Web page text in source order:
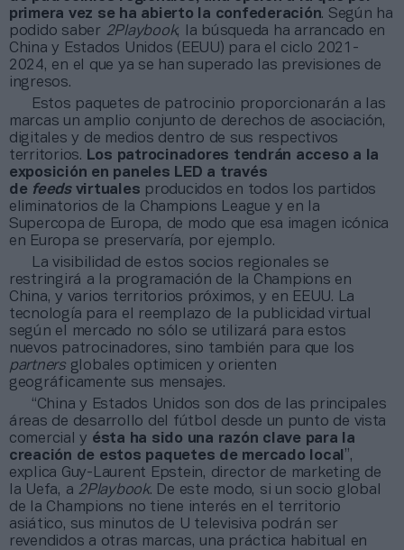
primera vez se ha abierto la confederación. Según ha
podido saber 2Playbook, la búsqueda ha arrancado en
China y Estados Unidos (EEUU) para el ciclo 2021-
2024, en el que ya se han superado las previsiones de
ingresos.
Estos paquetes de patrocinio proporcionarán a las
marcas un amplio conjunto de derechos de asociación,
digitales y de medios dentro de sus respectivos
territorios. Los patrocinadores tendrán acceso a la
exposición en paneles LED a través
de feedsvirtuales producidos en todos los partidos
eliminatorios de la Champions League y en la
Supercopa de Europa, de modo que esa imagen icónica
en Europa se preservaría, por ejemplo.
La visibilidad de estos socios regionales se
restringirá a la programación de la Champions en
China, y varios territorios próximos, y en EEUU. La
tecnología para el reemplazo de la publicidad virtual
según el mercado no sólo se utilizará para estos
nuevos patrocinadores, sino también para que los
partnersglobales optimicen y orienten
geográficamente sus mensajes.
“China y Estados Unidos son dos de las principales
áreas de desarrollo del fútbol desde un punto de vista
comercial y ésta ha sido una razón clave para la
creación de estos paquetes de mercado local ”,
explica Guy-Laurent Epstein, director de marketing de
la Uefa, a 2Playbook. De este modo, si un socio global
de la Champions no tiene interés en el territorio
asiático, sus minutos de U televisiva podrán ser
revendidos a otras marcas, una práctica habitual en